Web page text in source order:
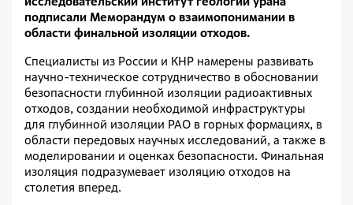
подписали Меморандум о взаимопонимании в
области финальной изоляции отходов.
Специалисты из России и КНР намерены развивать
научно-техническое сотрудничество в обосновании
безопасности глубинной изоляции радиоактивных
отходов, создании необходимой инфраструктуры
для глубинной изоляции РАО в горных формациях, в
области передовых научных исследований, а также в
моделировании и оценках безопасности. Финальная
изоляция подразумевает изоляцию отходов на
столетия вперед.